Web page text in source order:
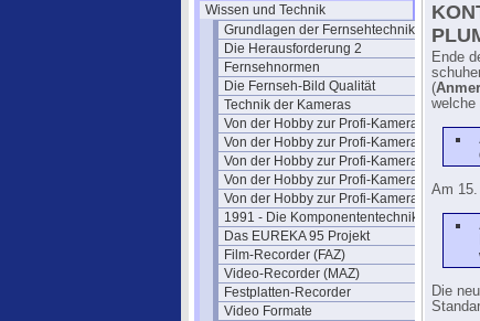
Wissen und Technik
Grundlagen der Fernsehtechnik
Die Herausforderung 2
Fernsehnormen
Die Fernseh-Bild Qualität
Technik der Kameras
Von der Hobby zur Profi-Kamera I
Von der Hobby zur Profi-Kamera Ia
Von der Hobby zur Profi-Kamera II
Von der Hobby zur Profi-Kamera III
Von der Hobby zur Profi-Kamera IV
1991 - Die Komponententechnik
Das EUREKA 95 Projekt
Film-Recorder (FAZ)
Video-Recorder (MAZ)
Festplatten-Recorder
Video Formate
Ende
(
welche
Am
Die